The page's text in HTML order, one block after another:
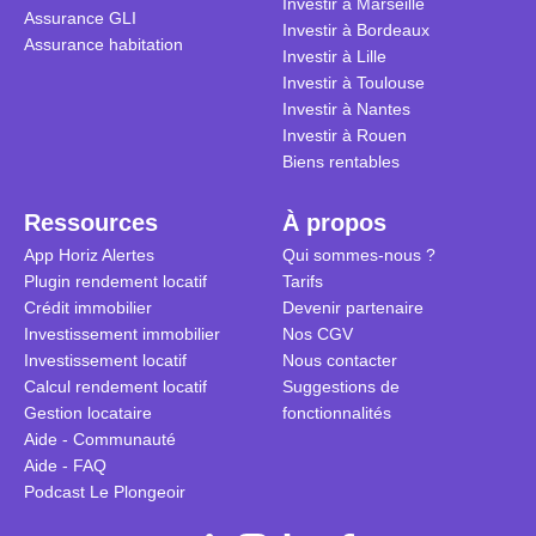
Assurance GLI
Assurance habitation
Investir à Bordeaux
Investir à Lille
Investir à Toulouse
Investir à Nantes
Investir à Rouen
Biens rentables
Ressources
App Horiz Alertes
Plugin rendement locatif
Crédit immobilier
Investissement immobilier
Investissement locatif
Calcul rendement locatif
Gestion locataire
Aide - Communauté
Aide - FAQ
Podcast Le Plongeoir
À propos
Qui sommes-nous ?
Tarifs
Devenir partenaire
Nos CGV
Nous contacter
Suggestions de
fonctionnalités